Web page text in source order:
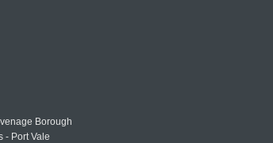
Borough
- Port Vale